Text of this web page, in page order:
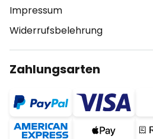
Impressum
Widerrufsbelehrung
Zahlungsarten